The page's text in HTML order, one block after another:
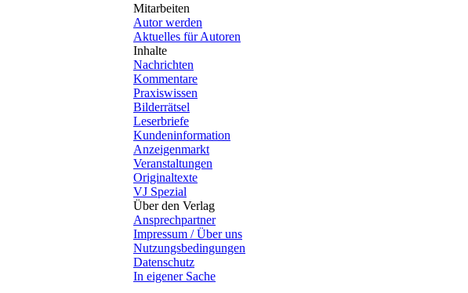
Mitarbeiten
Autor werden
Aktuelles für Autoren
Inhalte
Nachrichten
Kommentare
Praxiswissen
Bilderrätsel
Leserbriefe
Kundeninformation
Anzeigenmarkt
Veranstaltungen
Originaltexte
VJ Spezial
Über den Verlag
Ansprechpartner
Impressum / Über uns
Nutzungsbedingungen
Datenschutz
In eigener Sache